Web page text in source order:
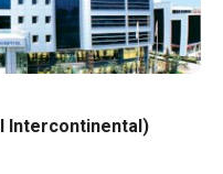
Intercontinental)